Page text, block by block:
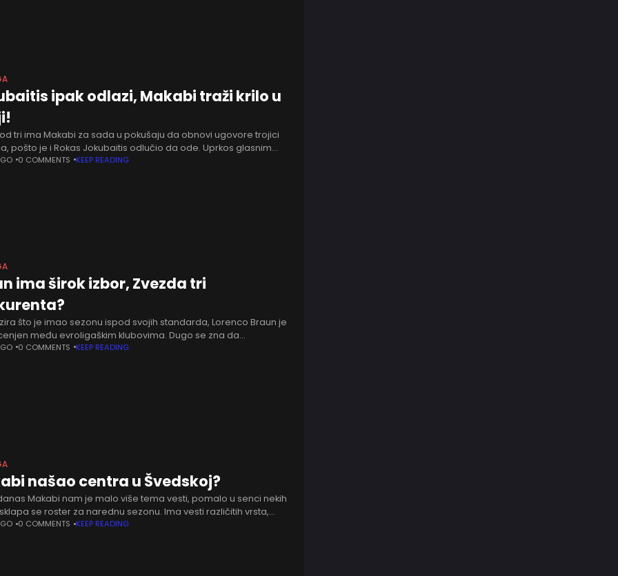
ipak odlazi, Makabi traži krilo u
tri ima Makabi za sada u pokušaju da obnovi ugovore trojici
pošto je i Rokas Jokubaitis odlučio da ode. Uprkos glasnim
da je Litvanac dogovorio novu
0 COMMENTS KEEP READING
ima širok izbor, Zvezda tri
što je imao sezonu ispod svojih standarda, Lorenco Braun je
među evroligaškim klubovima. Dugo se zna da
traži način rastanka, posle angažmana Ti Džej
0 COMMENTS KEEP READING
našao centra u Švedskoj?
Makabi nam je malo više tema vesti, pomalo u senci nekih
se roster za narednu sezonu. Ima vesti različitih vrsta,
dolasci, produžetak saradnje, radno
0 COMMENTS KEEP READING